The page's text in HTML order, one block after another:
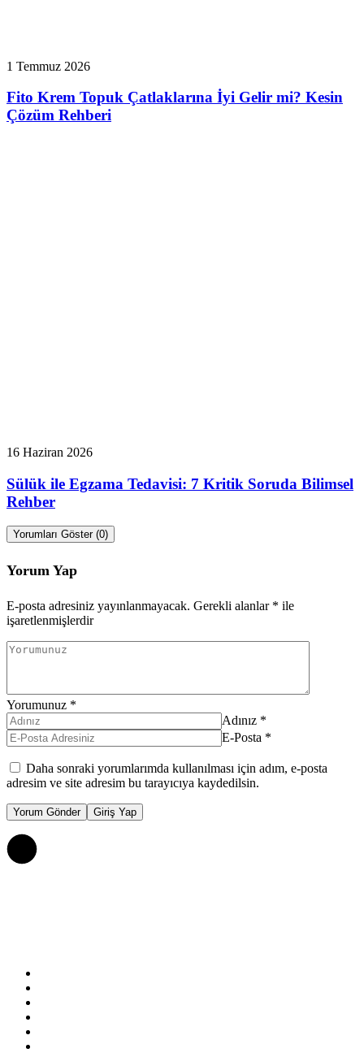
1 Temmuz 2026
Fito Krem Topuk Çatlaklarına İyi Gelir mi? Kesin
Çözüm Rehberi
16 Haziran 2026
Sülük ile Egzama Tedavisi: 7 Kritik Soruda Bilimsel
Rehber
Yorumları Göster (0)
Yorum Yap
E-posta adresiniz yayınlanmayacak. Gerekli alanlar * ile
işaretlenmişlerdir
Yorumunuz *
Adınız *
E-Posta *
Daha sonraki yorumlarımda kullanılması için adım, e-posta
adresim ve site adresim bu tarayıcıya kaydedilsin.
Yorum Gönder Giriş Yap